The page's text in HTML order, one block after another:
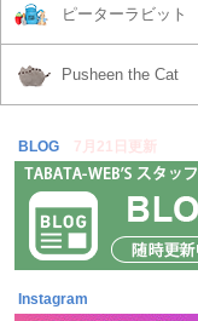
ピーターラビット
Pusheen the Cat
BLOG 7月21日更新
Instagram